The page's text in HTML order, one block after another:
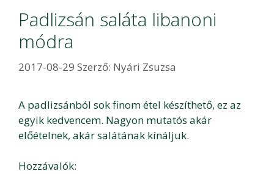
Padlizsán saláta libanoni
módra
2017-08-29 Szerző: Nyári Zsuzsa
A padlizsánból sok finom étel készíthető, ez az
egyik kedvencem. Nagyon mutatós akár
előételnek, akár salátának kínáljuk.
Hozzávalók: